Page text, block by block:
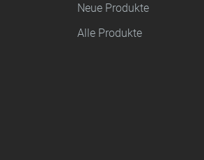
Neue Produkte
Alle Produkte